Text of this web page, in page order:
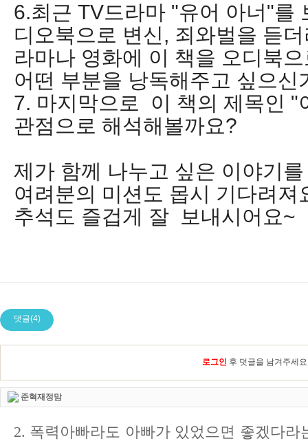
6.최근 TV드라마 "유어 아너"를
디오북으로 변신, 죄와벌을 듣
라마나 영화에 이 책을 오디북
어떤 부분을 낭독해주고 싶으신
7. 마지막으로 이 책의 제목인 "
관점으로 해석해볼까요?
제가 함께 나누고 싶은 이야기
여려분의 미션도 몹시 기다려져
추석도 즐겁게 잘 보내시어요~
댓글(4)
로그인 후 덧글을 남겨주세요
준혁재정맘
2. 폭력아빠라도 아빠가 있었으면 좋겠다